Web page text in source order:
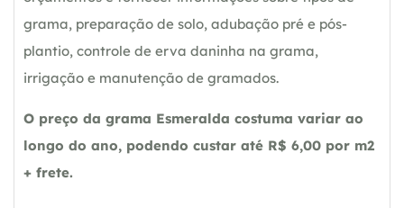
grama, preparação de solo, adubação pré e pós-
plantio, controle de erva daninha na grama,
irrigação e manutenção de gramados.
O preço da grama Esmeralda costuma variar ao
longo do ano, podendo custar até R$ 6,00 por m2
+ frete.